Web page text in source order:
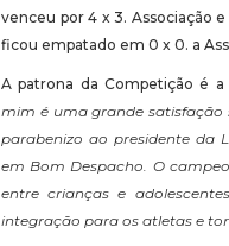
venceu por 4 x 3. Associação
ficou empatado em 0 x 0. a
A patrona da Competição é a
mim é uma grande
parabenizo ao presidente da
em Bom Despacho. O
entre crianças e
integração para os atletas e